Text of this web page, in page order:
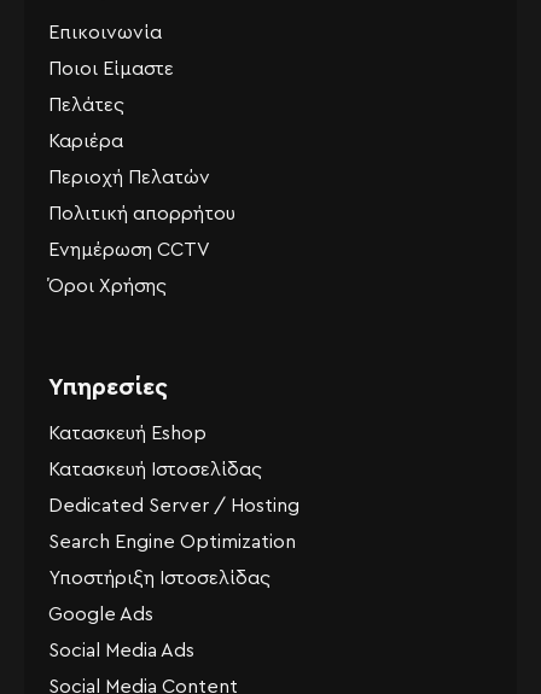
Επικοινωνία
Ποιοι Είμαστε
Πελάτες
Καριέρα
Περιοχή Πελατών
Πολιτική απορρήτου
Ενημέρωση CCTV
Όροι Χρήσης
Υπηρεσίες
Κατασκευή Eshop
Κατασκευή Ιστοσελίδας
Dedicated Server / Hosting
Search Engine Optimization
Υποστήριξη Ιστοσελίδας
Google Ads
Social Media Ads
Social Media Content